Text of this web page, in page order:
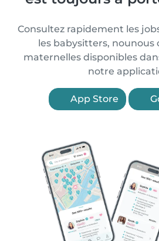
Consultez rapidement les
les babysitters, nounous
maternelles disponibles
notre
App Store